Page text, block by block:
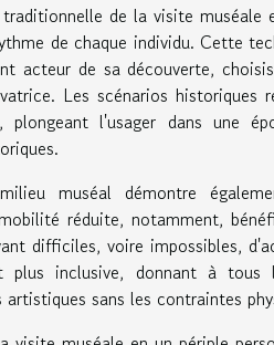
de la visite muséale
de chaque individu. Cette
acteur de sa découverte,
Les scénarios historiques
l'usager dans une
muséal démontre
réduite, notamment,
difficiles, voire impossibles,
inclusive, donnant à tous
sans les contraintes